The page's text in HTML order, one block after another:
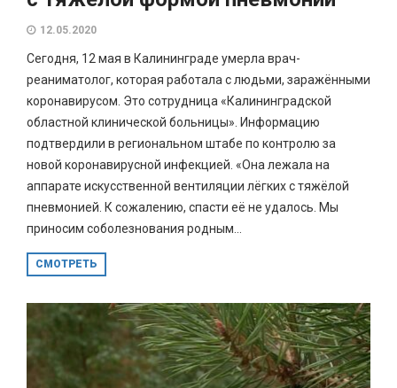
12.05.2020
Сегодня, 12 мая в Калининграде умерла врач-
реаниматолог, которая работала с людьми, заражёнными
коронавирусом. Это сотрудница «Калининградской
областной клинической больницы». Информацию
подтвердили в региональном штабе по контролю за
новой коронавирусной инфекцией. «Она лежала на
аппарате искусственной вентиляции лёгких с тяжёлой
пневмонией. К сожалению, спасти её не удалось. Мы
приносим соболезнования родным...
СМОТРЕТЬ